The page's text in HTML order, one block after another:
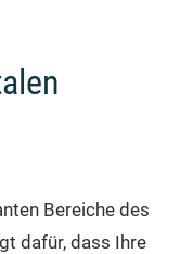
Berei­che des
dafür, dass Ihre